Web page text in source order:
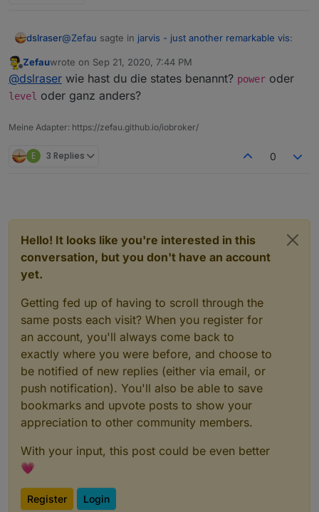
dslraser@Zefau sagte in jarvis - just another remarkable vis:
Kannst du beides testen und bestätigen?
gar nicht mehr geschaltet, egal ob mit oder ohne
Offline
Zefauwrote on Sep 21, 2020, 7:44 PM
last edited by
@dslraser wie hast du die states benannt? power oder
level oder ganz anders?
Meine Adapter: https://zefau.github.io/iobroker/
E 3 Replies 0
Hello! It looks like you're interested in this
conversation, but you don't have an account
yet.
Getting fed up of having to scroll through the
same posts each visit? When you register for
an account, you'll always come back to
exactly where you were before, and choose to
be notified of new replies (either via email, or
push notification). You'll also be able to save
bookmarks and upvote posts to show your
appreciation to other community members.
With your input, this post could be even better
💗
Register Login